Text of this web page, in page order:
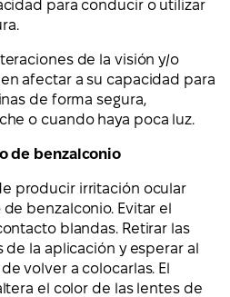
para conducir o utilizar
de la visión y/o
afectar a su capacidad para
de forma segura,
o cuando haya poca luz.
de benzalconio
producir irritación ocular
benzalconio. Evitar el
blandas. Retirar las
la aplicación y esperar al
volver a colocarlas. El
el color de las lentes de